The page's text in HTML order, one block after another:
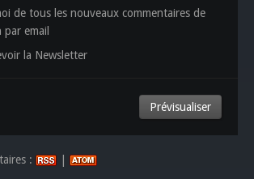
de tous les nouveaux commentaires de
email
la Newsletter
: |